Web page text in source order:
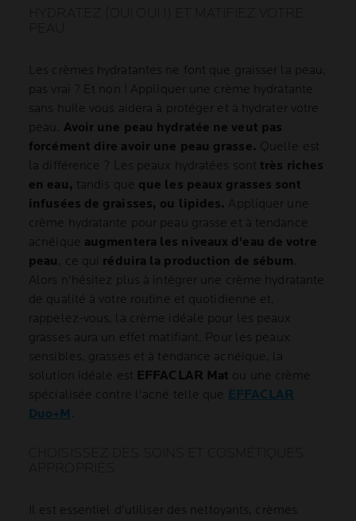
Les crèmes hydratantes ne font que graisser la peau,
pas vrai ? Et non ! Appliquer une crème hydratante
sans huile vous aidera à protéger et à hydrater votre
peau. Avoir une peau hydratée ne veut pas
forcément dire avoir une peau grasse. Quelle est
la différence ? Les peaux hydratées sont très riches
en eau, tandis que que les peaux grasses sont
infusées de graisses, ou lipides. Appliquer une
crème hydratante pour peau grasse et à tendance
acnéique augmentera les niveaux d'eau de votre
peau
, ce qui réduira la production de sébum
Alors n'hésitez plus à intégrer une crème hydratante
de qualité à votre routine et quotidienne et,
rappelez-vous, la crème idéale pour les peaux
grasses aura un effet matifiant. Pour les peaux
sensibles, grasses et à tendance acnéique, la
solution idéale est EFFACLAR Mat ou une crème
spécialisée contre l'acné telle que EFFACLAR
Duo+M
Il est essentiel d'utiliser des nettoyants, crèmes